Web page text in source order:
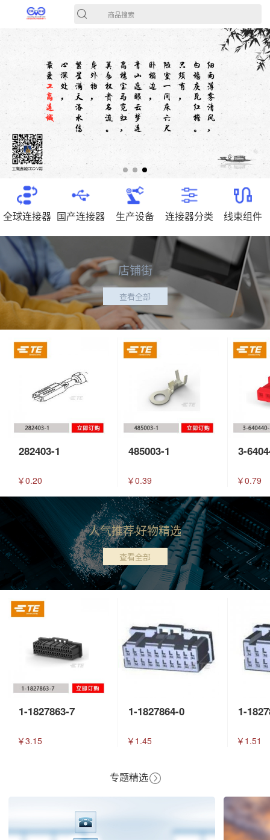
商品搜索
全球连接器 国产连接器 生产设备 连接器分类 线束组件
店铺街
查看全部
282403-1
￥0.20
485003-1
￥0.39
3-
￥0.79
人气推荐好物精选
查看全部
1-1827863-7
￥3.15
1-1827864-0
￥1.45
1-
￥1.51
专题精选